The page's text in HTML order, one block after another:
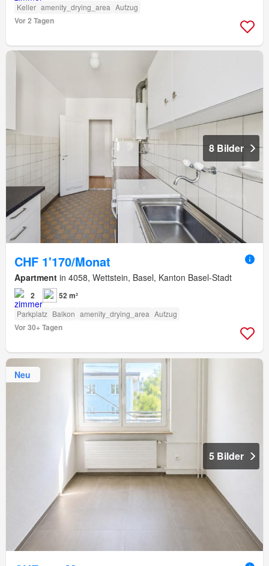
Keller amenity_drying_area Aufzug
Vor 2 Tagen
8 Bilder
CHF 1'170/Monat
Apartment in 4058, Wettstein, Basel, Kanton Basel-Stadt
2 52 m²
Parkplatz Balkon amenity_drying_area Aufzug
Vor 30+ Tagen
Neu
5 Bilder